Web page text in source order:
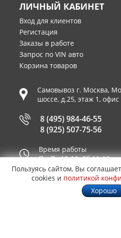
ЛИЧНЫЙ КАБИНЕТ
Вход для клиентов
Регистация
Заказы в работе
Запрос по VIN авто
Корзина товаров
Самовывоз г. Москва,
шоссе, д.25, этаж 1, офис
8 (495) 984-46-55
8 (925) 507-75-56
Время работы
Пн-Пт 10-19, Сб 11-16
Принимаем к оплате
Пользуясь сайтом, Вы
cookies и политикой
Хорошо